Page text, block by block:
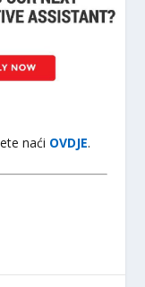
naći OVDJE.